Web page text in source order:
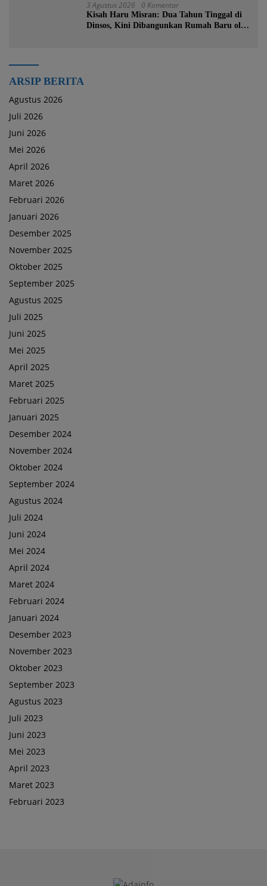
3 Agustus 2026 0 Komentar
Kisah Haru Misran: Dua Tahun Tinggal di
Dinsos, Kini Dibangunkan Rumah Baru oleh
ARSIP BERITA
Agustus 2026
Juli 2026
Juni 2026
Mei 2026
April 2026
Maret 2026
Februari 2026
Januari 2026
Desember 2025
November 2025
Oktober 2025
September 2025
Agustus 2025
Juli 2025
Juni 2025
Mei 2025
April 2025
Maret 2025
Februari 2025
Januari 2025
Desember 2024
November 2024
Oktober 2024
September 2024
Agustus 2024
Juli 2024
Juni 2024
Mei 2024
April 2024
Maret 2024
Februari 2024
Januari 2024
Desember 2023
November 2023
Oktober 2023
September 2023
Agustus 2023
Juli 2023
Juni 2023
Mei 2023
April 2023
Maret 2023
Februari 2023